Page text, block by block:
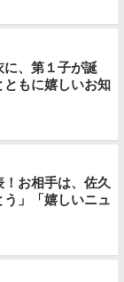
、第１子が誕
もに嬉しいお知
お相手は、佐久
」「嬉しいニュ